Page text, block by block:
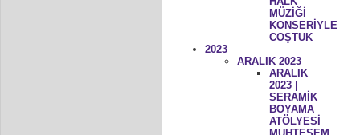
MÜZİĞİ
KONSERİYLE
COŞTUK
2023
ARALIK 2023
ARALIK
2023 |
SERAMİK
BOYAMA
ATÖLYESİ